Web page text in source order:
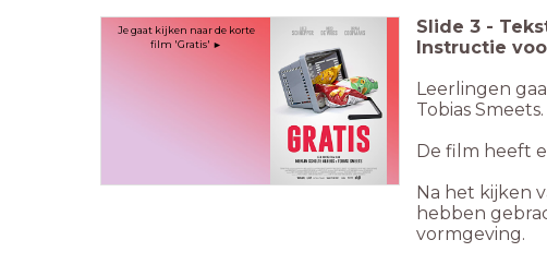
Je gaat kijken naar de korte
film 'Gratis' ►
Slide 3 -
Instructie
Leerlingen
Tobias Smeets.
De film heeft
Na het kijken
hebben
vormgeving.